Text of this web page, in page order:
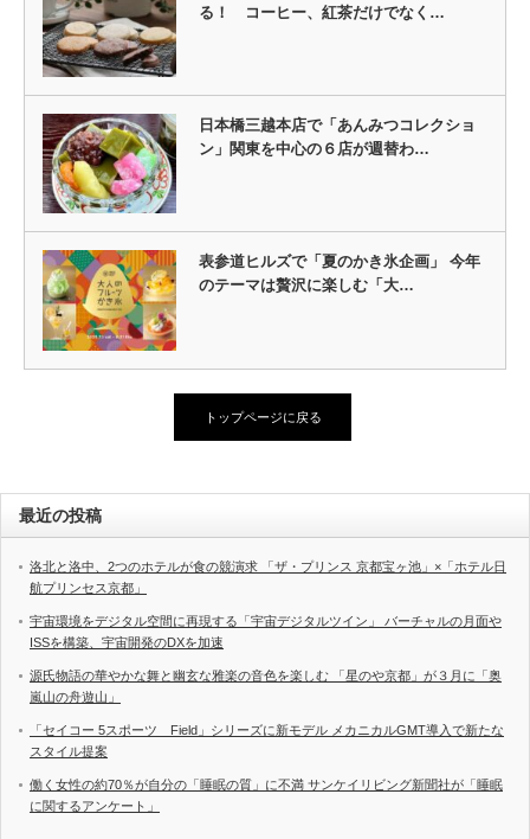
る！ コーヒー、紅茶だけでなく…
日本橋三越本店で「あんみつコレクショ
ン」関東を中心の６店が週替わ…
表参道ヒルズで「夏のかき氷企画」 今年
のテーマは贅沢に楽しむ「大…
トップページに戻る
最近の投稿
洛北と洛中、2つのホテルが食の競演求 「ザ・プリンス 京都宝ヶ池」×「ホテル日
航プリンセス京都」
宇宙環境をデジタル空間に再現する「宇宙デジタルツイン」 バーチャルの月面や
ISSを構築、宇宙開発のDXを加速
源氏物語の華やかな舞と幽玄な雅楽の音色を楽しむ 「星のや京都」が３月に「奥
嵐山の舟遊山」
「セイコー 5スポーツ Field」シリーズに新モデル メカニカルGMT導入で新たな
スタイル提案
働く女性の約70％が自分の「睡眠の質」に不満 サンケイリビング新聞社が「睡眠
に関するアンケート」